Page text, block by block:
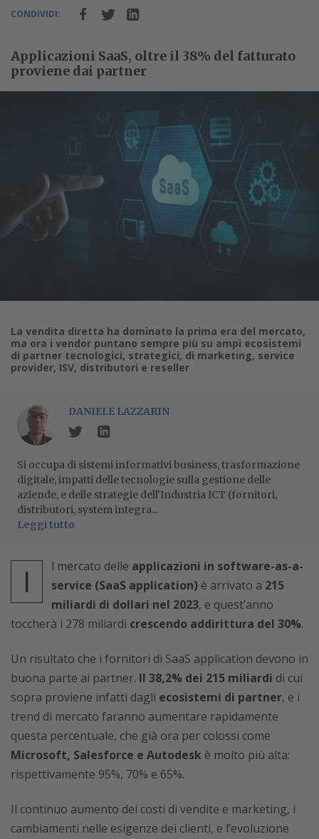
CONDIVIDI:
Applicazioni SaaS, oltre il 38% del fatturato
proviene dai partner
La vendita diretta ha dominato la prima era del mercato,
ma ora i vendor puntano sempre più su ampi ecosistemi
di partner tecnologici, strategici, di marketing, service
provider, ISV, distributori e reseller
DANIELE LAZZARIN
Si occupa di sistemi informativi business, trasformazione
digitale, impatti delle tecnologie sulla gestione delle
aziende, e delle strategie dell'Industria ICT (fornitori,
distributori, system integra...
Leggi tutto
I l mercato delle applicazioni in software-as-a-
service (SaaS application) è arrivato a 215
miliardi di dollari nel 2023, e quest’anno
toccherà i 278 miliardi crescendo addirittura del 30%.
Un risultato che i fornitori di SaaS application devono in
buona parte ai partner. Il 38,2% dei 215 miliardi di cui
sopra proviene infatti dagli ecosistemi di partner, e i
trend di mercato faranno aumentare rapidamente
questa percentuale, che già ora per colossi come
Microsoft, Salesforce e Autodesk è molto più alta:
rispettivamente 95%, 70% e 65%.
Il continuo aumento dei costi di vendite e marketing, i
cambiamenti nelle esigenze dei clienti, e l’evoluzione